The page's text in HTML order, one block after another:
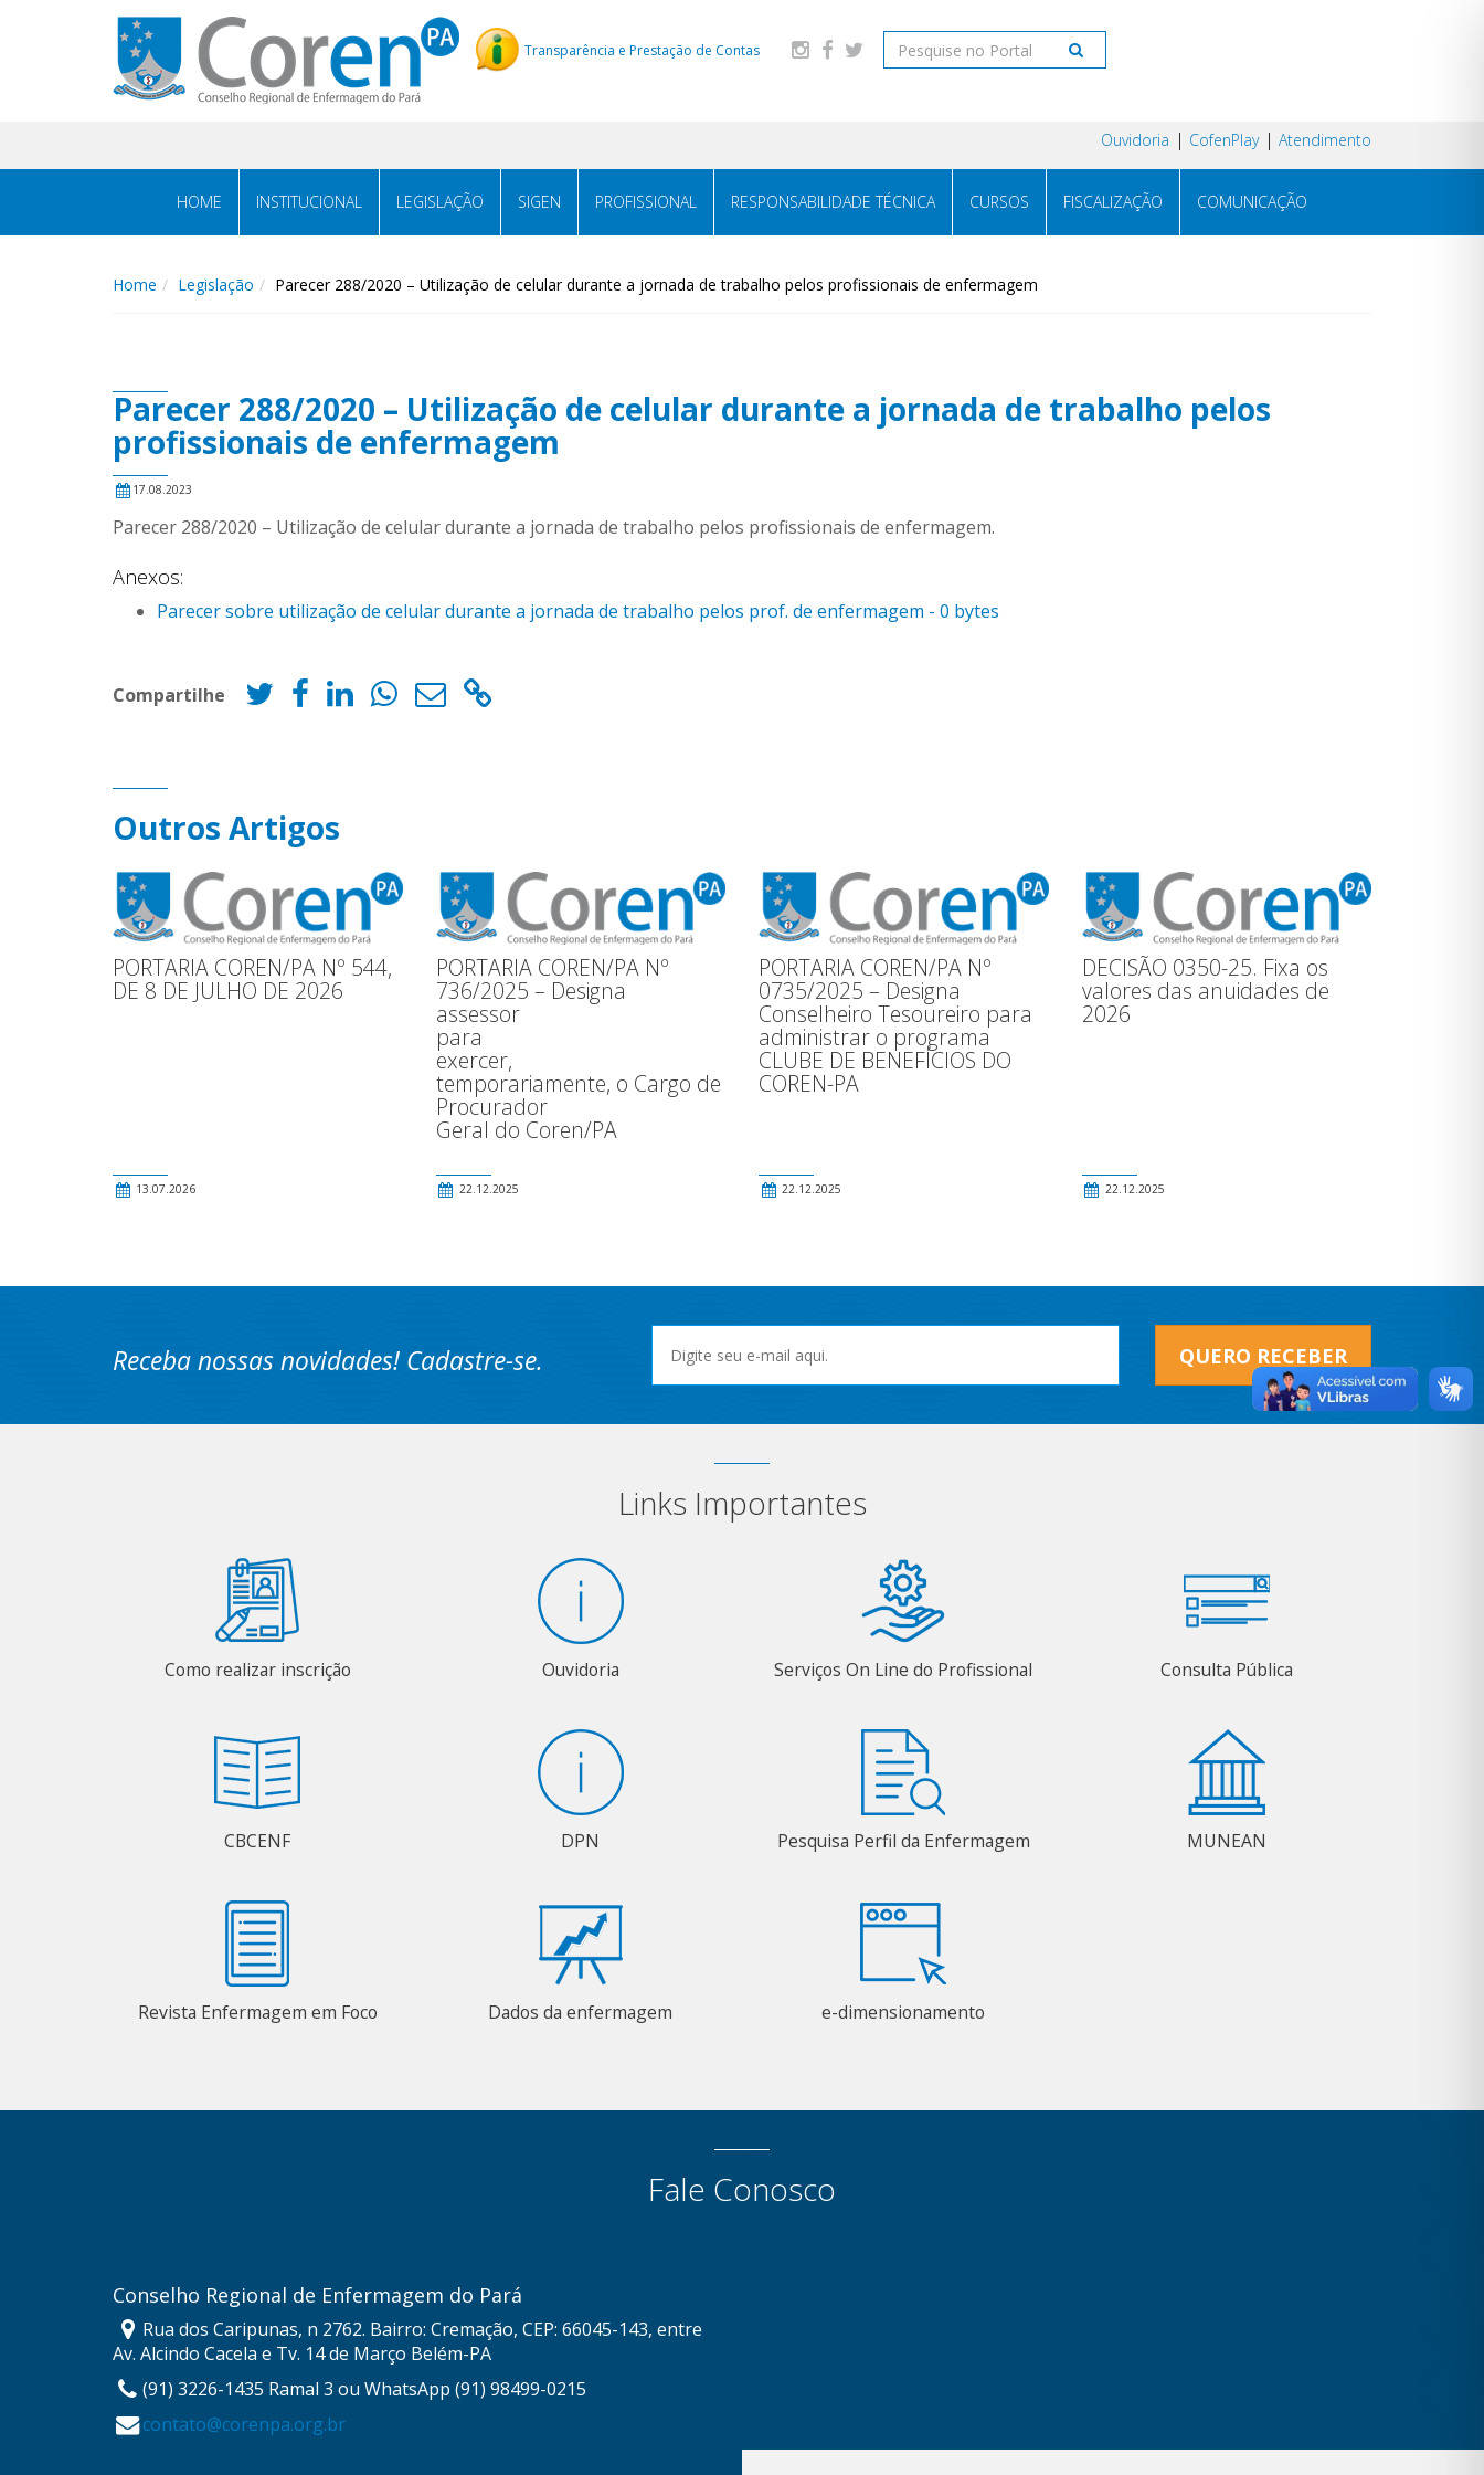
Transparência e Prestação de Contas
Ouvidoria CofenPlay Atendimento
HOME INSTITUCIONAL LEGISLAÇÃO SIGEN PROFISSIONAL RESPONSABILIDADE TÉCNICA CURSOS FISCALIZAÇÃO COMUNICAÇÃO
Home Legislação Parecer 288/2020 – Utilização de celular durante a jornada de trabalho pelos profissionais de enfermagem
Parecer 288/2020 – Utilização de celular durante a jornada de trabalho pelos
profissionais de enfermagem
17.08.2023
Parecer 288/2020 – Utilização de celular durante a jornada de trabalho pelos profissionais de enfermagem.
Anexos:
Parecer sobre utilização de celular durante a jornada de trabalho pelos prof. de enfermagem - 0 bytes
Compartilhe
Outros Artigos
PORTARIA COREN/PA Nº 544,
DE 8 DE JULHO DE 2026
13.07.2026
PORTARIA COREN/PA Nº
736/2025 – Designa
assessor
para
exercer,
temporariamente, o Cargo de
Procurador
Geral do Coren/PA
22.12.2025
PORTARIA COREN/PA Nº
0735/2025 – Designa
Conselheiro Tesoureiro para
administrar o programa
CLUBE DE BENEFÍCIOS DO
COREN-PA
22.12.2025
DECISÃO 0350-25. Fixa os
valores das anuidades de
2026
22.12.2025
Receba nossas novidades! Cadastre-se. QUERO RECEBER
Links Importantes
Como realizar inscrição Ouvidoria Serviços On Line do Profissional Consulta Pública
CBCENF DPN Pesquisa Perfil da Enfermagem MUNEAN
Revista Enfermagem em Foco Dados da enfermagem e-dimensionamento
Fale Conosco
Conselho Regional de Enfermagem do Pará
Rua dos Caripunas, n 2762. Bairro: Cremação, CEP: 66045-143, entre
Av. Alcindo Cacela e Tv. 14 de Março Belém-PA
(91) 3226-1435 Ramal 3 ou WhatsApp (91) 98499-0215
contato@corenpa.org.br